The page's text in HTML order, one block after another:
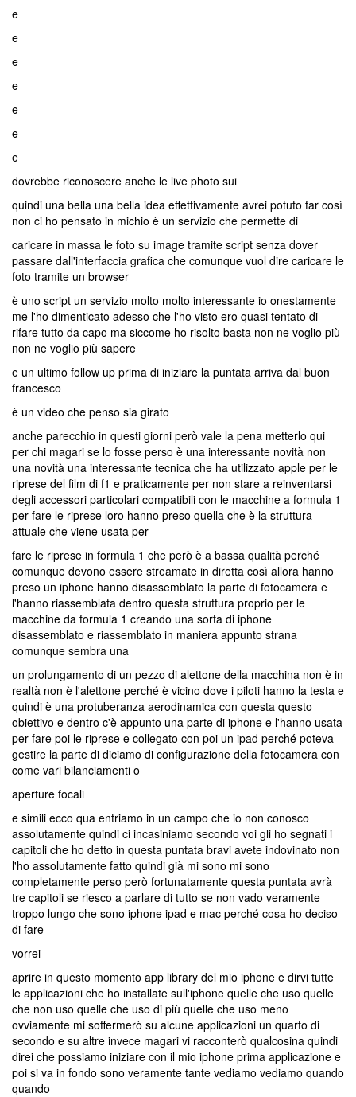
e
e
e
e
e
e
e
dovrebbe riconoscere anche le live photo sui
quindi una bella una bella idea effettivamente avrei potuto far così
non ci ho pensato in michio è un servizio che permette di
caricare in massa le foto su image tramite script senza dover
passare dall'interfaccia grafica che comunque vuol dire caricare le
foto tramite un browser
è uno script un servizio molto molto interessante io onestamente
me l'ho dimenticato adesso che l'ho visto ero quasi tentato di
rifare tutto da capo ma siccome ho risolto basta non ne voglio più
non ne voglio più sapere
e un ultimo follow up prima di iniziare la puntata arriva dal buon
francesco
è un video che penso sia girato
anche parecchio in questi giorni però vale la pena metterlo qui
per chi magari se lo fosse perso è una interessante novità non
una novità una interessante tecnica che ha utilizzato apple per le
riprese del film di f1 e praticamente per non stare a reinventarsi
degli accessori particolari compatibili con le macchine a formula 1
per fare le riprese loro hanno preso quella che è la struttura
attuale che viene usata per
fare le riprese in formula 1 che però è a bassa qualità perché
comunque devono essere streamate in diretta così allora hanno
preso un iphone hanno disassemblato la parte di fotocamera e
l'hanno riassemblata dentro questa struttura proprio per le
macchine da formula 1 creando una sorta di iphone
disassemblato e riassemblato in maniera appunto strana
comunque sembra una
un prolungamento di un pezzo di alettone della macchina non è in
realtà non è l'alettone perché è vicino dove i piloti hanno la testa e
quindi è una protuberanza aerodinamica con questa questo
obiettivo e dentro c'è appunto una parte di iphone e l'hanno usata
per fare poi le riprese e collegato con poi un ipad perché poteva
gestire la parte di diciamo di configurazione della fotocamera con
come vari bilanciamenti o
aperture focali
e simili ecco qua entriamo in un campo che io non conosco
assolutamente quindi ci incasiniamo secondo voi gli ho segnati i
capitoli che ho detto in questa puntata bravi avete indovinato non
l'ho assolutamente fatto quindi già mi sono mi sono
completamente perso però fortunatamente questa puntata avrà
tre capitoli se riesco a parlare di tutto se non vado veramente
troppo lungo che sono iphone ipad e mac perché cosa ho deciso
di fare
vorrei
aprire in questo momento app library del mio iphone e dirvi tutte
le applicazioni che ho installate sull'iphone quelle che uso quelle
che non uso quelle che uso di più quelle che uso meno
ovviamente mi soffermerò su alcune applicazioni un quarto di
secondo e su altre invece magari vi racconterò qualcosina quindi
direi che possiamo iniziare con il mio iphone prima applicazione e
poi si va in fondo sono veramente tante vediamo vediamo quando
quando